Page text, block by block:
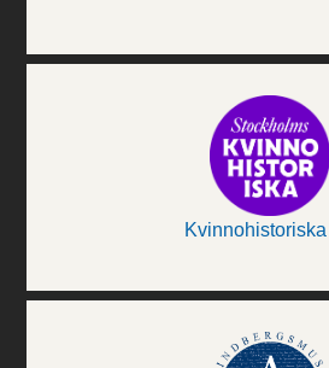
Kvinnohistoriska